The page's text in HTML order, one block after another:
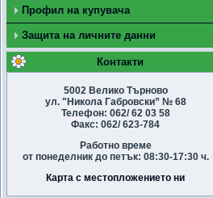
Профил на купувача
Защита на личните данни
Контакти
5002 Велико Търново
ул. "Никола Габровски” № 68
Телефон: 062/ 62 03 58
Факс: 062/ 623-784
Работно време
от понеделник до петък: 08:30-17:30 ч.
Карта с местопложението ни